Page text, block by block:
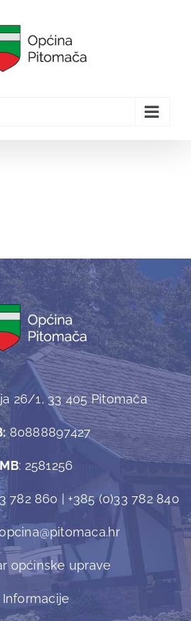
26/1, 33 405 Pitomača
80888897427
MB: 2581256
782 860 | +385 (0)33 782 840
općinske uprave
Informacije